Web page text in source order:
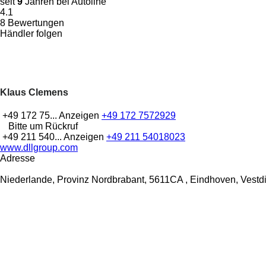
4.1
8 Bewertungen
Händler folgen
Klaus Clemens
+49 172 75... Anzeigen +49 172 7572929
Bitte um Rückruf
+49 211 540... Anzeigen +49 211 54018023
www.dllgroup.com
Adresse
Niederlande, Provinz Nordbrabant, 5611CA , Eindhoven,